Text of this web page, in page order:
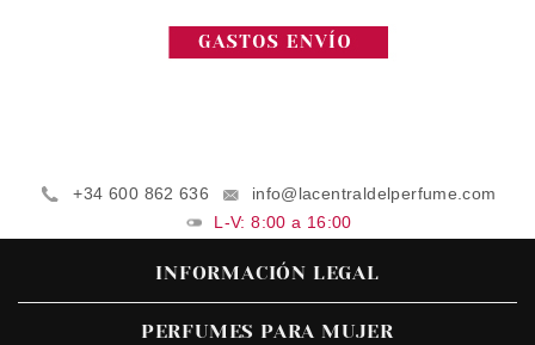
+34 600 862 636
info@lacentraldelperfume.com
L-V: 8:00 a 16:00
INFORMACIÓN LEGAL
PERFUMES PARA MUJER